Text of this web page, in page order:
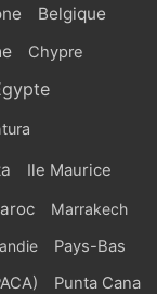
Belgique
Chypre
Ile Maurice
Marrakech
Pays-Bas
Punta Cana